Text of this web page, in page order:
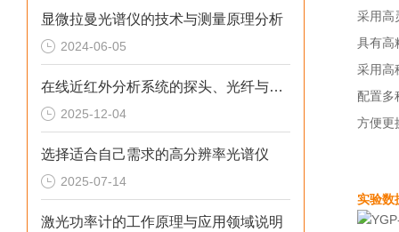
显微拉曼光谱仪的技术与测量原理分析
2024-06-05
在线近红外分析系统的探头、光纤与流通池设计与选型指南
2025-12-04
选择适合自己需求的高分辨率光谱仪
2025-07-14
激光功率计的工作原理与应用领域说明
采用高
具有高
采用高
配置多
方便更
实验数